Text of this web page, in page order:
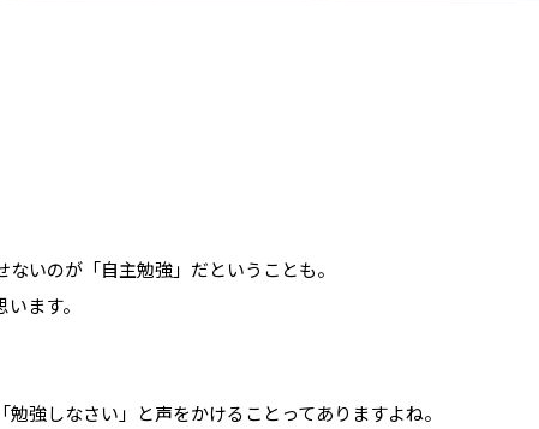
いのが「自主勉強」だということも。
ます。
強しなさい」と声をかけることってありますよね。